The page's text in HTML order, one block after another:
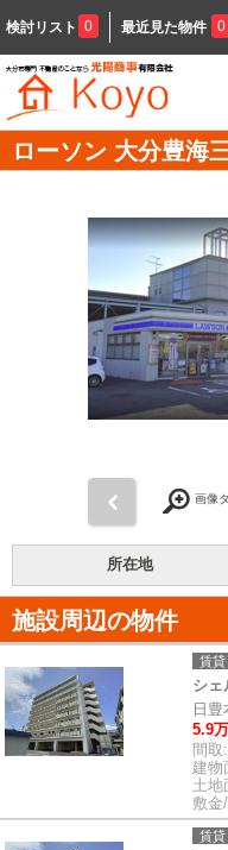
検討リスト 0 最近見た物件 0
ローソン 大分豊海
画像
所在地
施設周辺の物件
賃貸
シェ
日
5.9
間取:
建物
土地
敷金
賃貸